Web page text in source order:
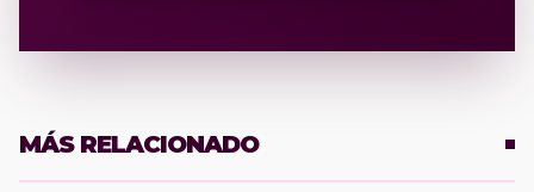
MÁS RELACIONADO